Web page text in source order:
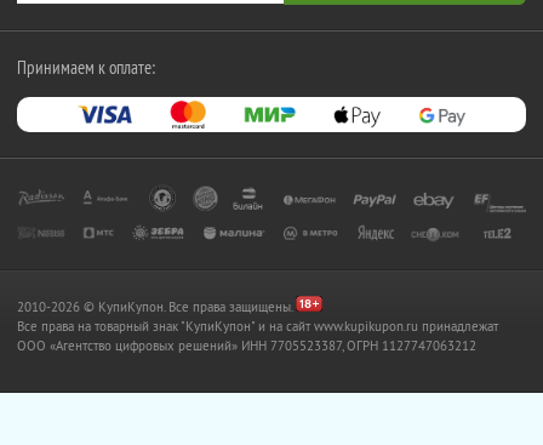
Принимаем к оплате:
2010-2026 © КупиКупон. Все права защищены.
Все права на товарный знак "КупиКупон" и на сайт www.kupikupon.ru принадлежат
OOO «Агентство цифровых решений» ИНН 7705523387, ОГРН 1127747063212